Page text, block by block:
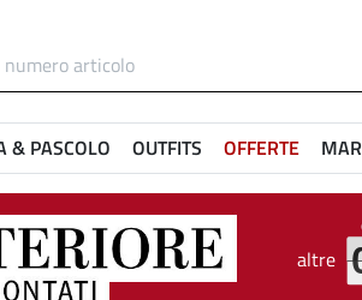
& PASCOLO OUTFITS OFFERTE
altre